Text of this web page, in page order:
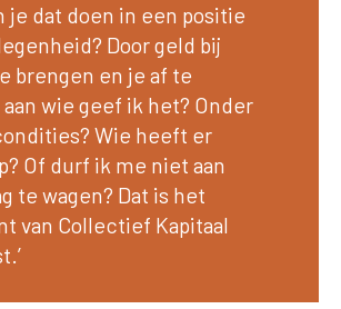
je dat doen in een positie
Door geld bij
brengen en je af te
wie geef ik het? Onder
Wie heeft er
Of durf ik me niet aan
te wagen? Dat is het
van Collectief Kapitaal